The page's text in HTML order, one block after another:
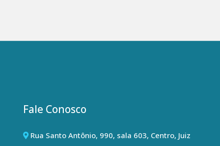
Fale Conosco
Rua Santo Antônio, 990, sala 603, Centro, Juiz